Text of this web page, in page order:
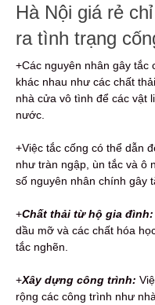
Hà Nội giá rẻ
ra tình trạng
+Các nguyên nhân gây tắc
khác nhau như các chất
nhà cửa vô tình để các vật
nước.
+Việc tắc cống có thể dẫn
như tràn ngập, ùn tắc và ô
số nguyên nhân chính gây
+Chất thải từ hộ gia đình:
dầu mỡ và các chất hóa
tắc nghẽn.
+Xây dựng công trình:
rộng các công trình như